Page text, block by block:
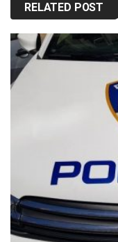
RELATED POST